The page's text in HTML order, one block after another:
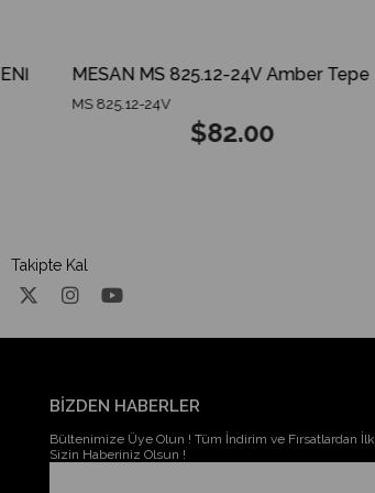
MS 825.12-24V
$82.00
Takipte Kal
BİZDEN HABERLER
Bültenimize Üye Olun ! Tüm İndirim ve Fırsatlardan İlk
Sizin Haberiniz Olsun !